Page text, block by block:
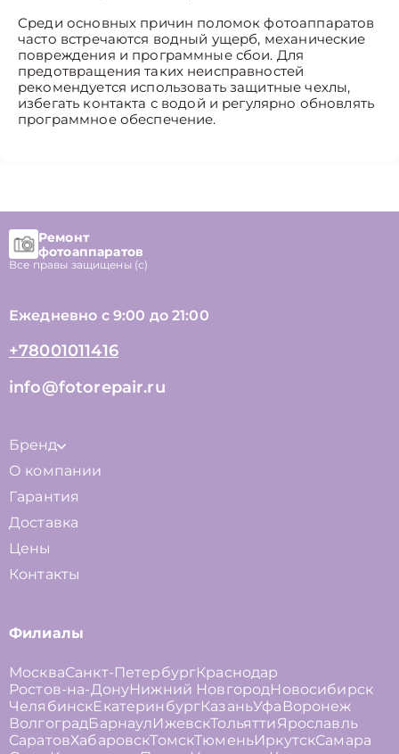
Среди основных причин поломок фотоаппаратов
часто встречаются водный ущерб, механические
повреждения и программные сбои. Для
предотвращения таких неисправностей
рекомендуется использовать защитные чехлы,
избегать контакта с водой и регулярно обновлять
программное обеспечение.
Ремонт
фотоаппаратов
Все правы защищены (с)
Ежедневно с 9:00 до 21:00
+78001011416
info@fotorepair.ru
Бренд
О компании
Гарантия
Доставка
Цены
Контакты
Филиалы
МоскваСанкт-ПетербургКраснодар
Ростов-на-ДонуНижний НовгородНовосибирск
ЧелябинскЕкатеринбургКазаньУфа Воронеж
ВолгоградБарнаулИжевскТольяттиЯрославль
СаратовХабаровскТомскТюменьИркутскСамара